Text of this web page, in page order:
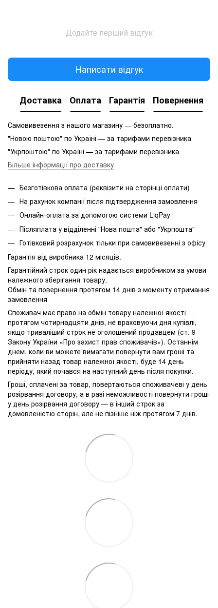
Додайте перший відгук
Написати відгук
Доставка Оплата Гарантія Повернення
Самовивезення з нашого магазину — безоплатно.
"Новою поштою" по Україні — за тарифами перевізника
"Укрпоштою" по Україні — за тарифами перевізника
Більше інформації про доставку
Безготівкова оплата (реквізити на сторінці оплати)
На рахунок компанії після підтвердження замовлення
Онлайн-оплата за допомогою системи LiqPay
Післяплата у відділенні "Нова пошта" або "Укрпошта"
Готівковий розрахунок тільки при самовивезенні з офісу
Гарантія від виробника 12 місяців.
Гарантійний строк один рік надається виробником за умови
належного зберігання товару.
Обмін та повернення протягом 14 днів з моменту отримання
замовлення
Споживач має право на обмін товару належної якості
протягом чотирнадцяти днів, не враховуючи дня купівлі,
якщо триваліший строк не оголошений продавцем (ст. 9
Закону України «Про захист прав споживачів»). Останнім
днем, коли ви можете вимагати повернути вам гроші та
прийняти назад товар належної якості, буде 14 день
періоду, який почався на наступний день після покупки.
Гроші, сплачені за товар, повертаються споживачеві у день
розірвання договору, а в разі неможливості повернути гроші
у день розірвання договору — в інший строк за
домовленістю сторін, але не пізніше ніж протягом 7 днів.